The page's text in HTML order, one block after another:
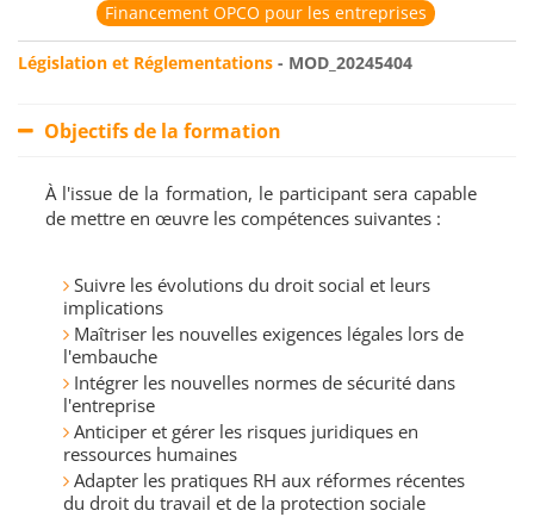
Financement OPCO pour les entreprises
Législation et Réglementations - MOD_20245404
Objectifs de la formation
À l'issue de la formation, le participant sera capable
de mettre en œuvre les compétences suivantes :
Suivre les évolutions du droit social et leurs
implications
Maîtriser les nouvelles exigences légales lors de
l'embauche
Intégrer les nouvelles normes de sécurité dans
l'entreprise
Anticiper et gérer les risques juridiques en
ressources humaines
Adapter les pratiques RH aux réformes récentes
du droit du travail et de la protection sociale